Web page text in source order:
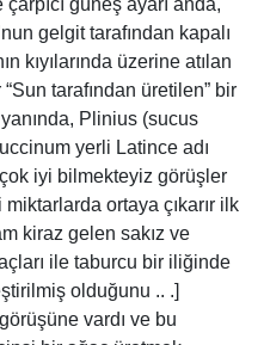
kiraz gelen sakız ve
ile taburcu bir iliğinde
olduğunu .. .]
vardı ve bu
bir ağaç üretmek
verdi için, bir aslında bu
yayar ve bu yakar, ne
görünümü ile, ateşledi. ”
bulunduğunu
yapmak “olduğunu o bile
özelliklerine atıfta whorls